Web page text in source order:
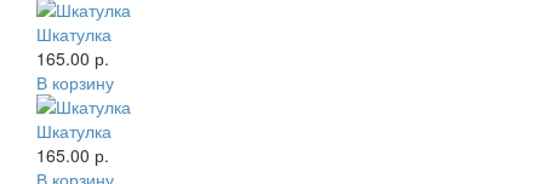
Шкатулка
165.00 р.
В корзину
Шкатулка
165.00 р.